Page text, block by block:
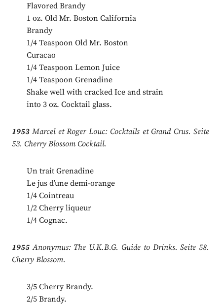
Flavored Brandy
1 oz. Old Mr. Boston California
Brandy
1/4 Teaspoon Old Mr. Boston
Curacao
1/4 Teaspoon Lemon Juice
1/4 Teaspoon Grenadine
Shake well with cracked Ice and strain
into 3 oz. Cocktail glass.
1953Marcel et Roger Louc: Cocktails et Grand Crus. Seite
53. Cherry Blossom Cocktail.
Un trait Grenadine
Le jus d’une demi-orange
1/4 Cointreau
1/2 Cherry liqueur
1/4 Cognac.
1955Anonymus: The U.K.B.G. Guide to Drinks. Seite 58.
Cherry Blossom.
3/5 Cherry Brandy.
2/5 Brandy.